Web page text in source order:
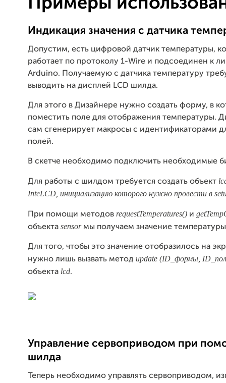
Индикация значения с датчика
Допустим, есть цифровой датчик температуры,
работает по протоколу 1-Wire и подсоединен к
Arduino. Получаемую с датчика температуру
выводить на дисплей LCD шилда.
Для этого в Дизайнере нужно создать форму, в
поместить поле для отображения температуры.
сам сгенерирует макросы с идентификаторами
полей.
В скетче необходимо подключить необходимые
Для работы с шилдом требуется создать объект
InteLCD, инициализацию которого нужно провести в
При помощи методов requestTemperatures() и
объекта sensorмы получаем значение температуры
Для того, чтобы это значение отобразилось на
нужно лишь вызвать метод update (ID_формы,
объекта lcd.
Управление сервоприводом при
шилда
Теперь необходимо управлять сервоприводом,